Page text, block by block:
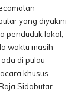
yang diyakini
penduduk lokal,
waktu masih
di pulau
khusus.
Sidabutar.